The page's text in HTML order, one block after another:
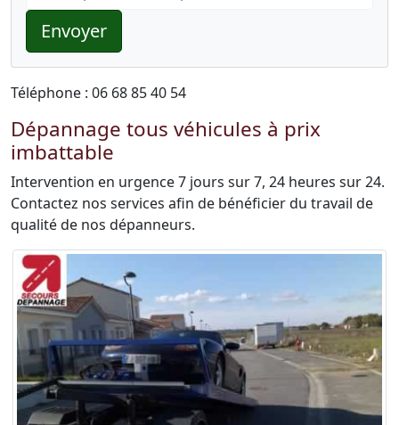
Envoyer
Téléphone : 06 68 85 40 54
Dépannage tous véhicules à prix
imbattable
Intervention en urgence 7 jours sur 7, 24 heures sur 24.
Contactez nos services afin de bénéficier du travail de
qualité de nos dépanneurs.